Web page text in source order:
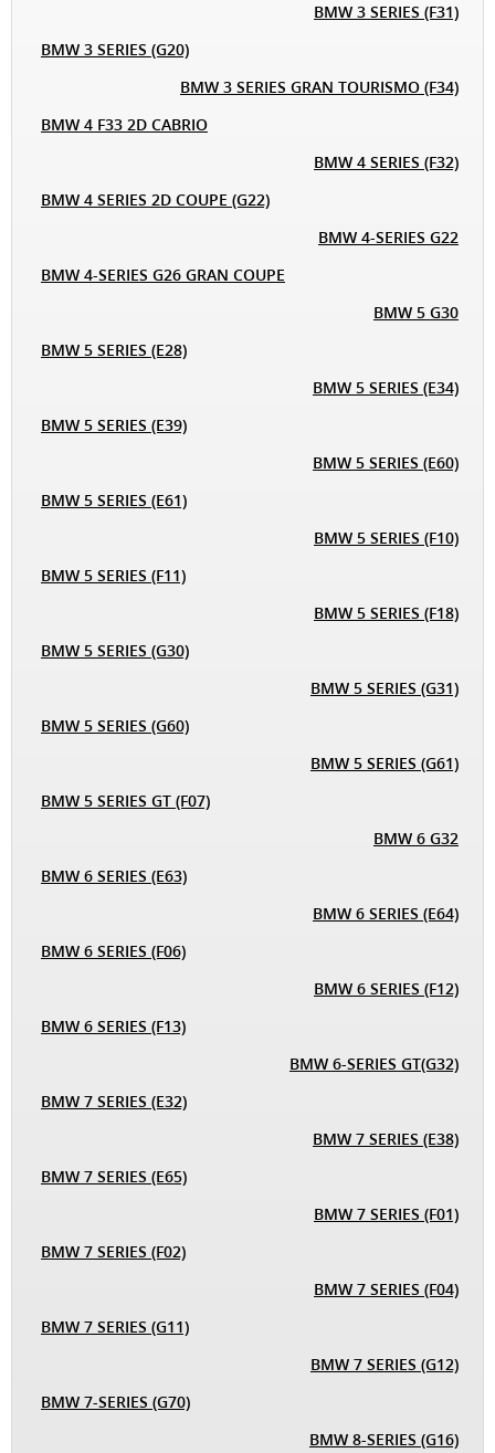
BMW 3 SERIES (F31)
BMW 3 SERIES (G20)
BMW 3 SERIES GRAN TOURISMO (F34)
BMW 4 F33 2D CABRIO
BMW 4 SERIES (F32)
BMW 4 SERIES 2D COUPE (G22)
BMW 4-SERIES G22
BMW 4-SERIES G26 GRAN COUPE
BMW 5 G30
BMW 5 SERIES (E28)
BMW 5 SERIES (E34)
BMW 5 SERIES (E39)
BMW 5 SERIES (E60)
BMW 5 SERIES (E61)
BMW 5 SERIES (F10)
BMW 5 SERIES (F11)
BMW 5 SERIES (F18)
BMW 5 SERIES (G30)
BMW 5 SERIES (G31)
BMW 5 SERIES (G60)
BMW 5 SERIES (G61)
BMW 5 SERIES GT (F07)
BMW 6 G32
BMW 6 SERIES (E63)
BMW 6 SERIES (E64)
BMW 6 SERIES (F06)
BMW 6 SERIES (F12)
BMW 6 SERIES (F13)
BMW 6-SERIES GT(G32)
BMW 7 SERIES (E32)
BMW 7 SERIES (E38)
BMW 7 SERIES (E65)
BMW 7 SERIES (F01)
BMW 7 SERIES (F02)
BMW 7 SERIES (F04)
BMW 7 SERIES (G11)
BMW 7 SERIES (G12)
BMW 7-SERIES (G70)
BMW 8-SERIES (G16)